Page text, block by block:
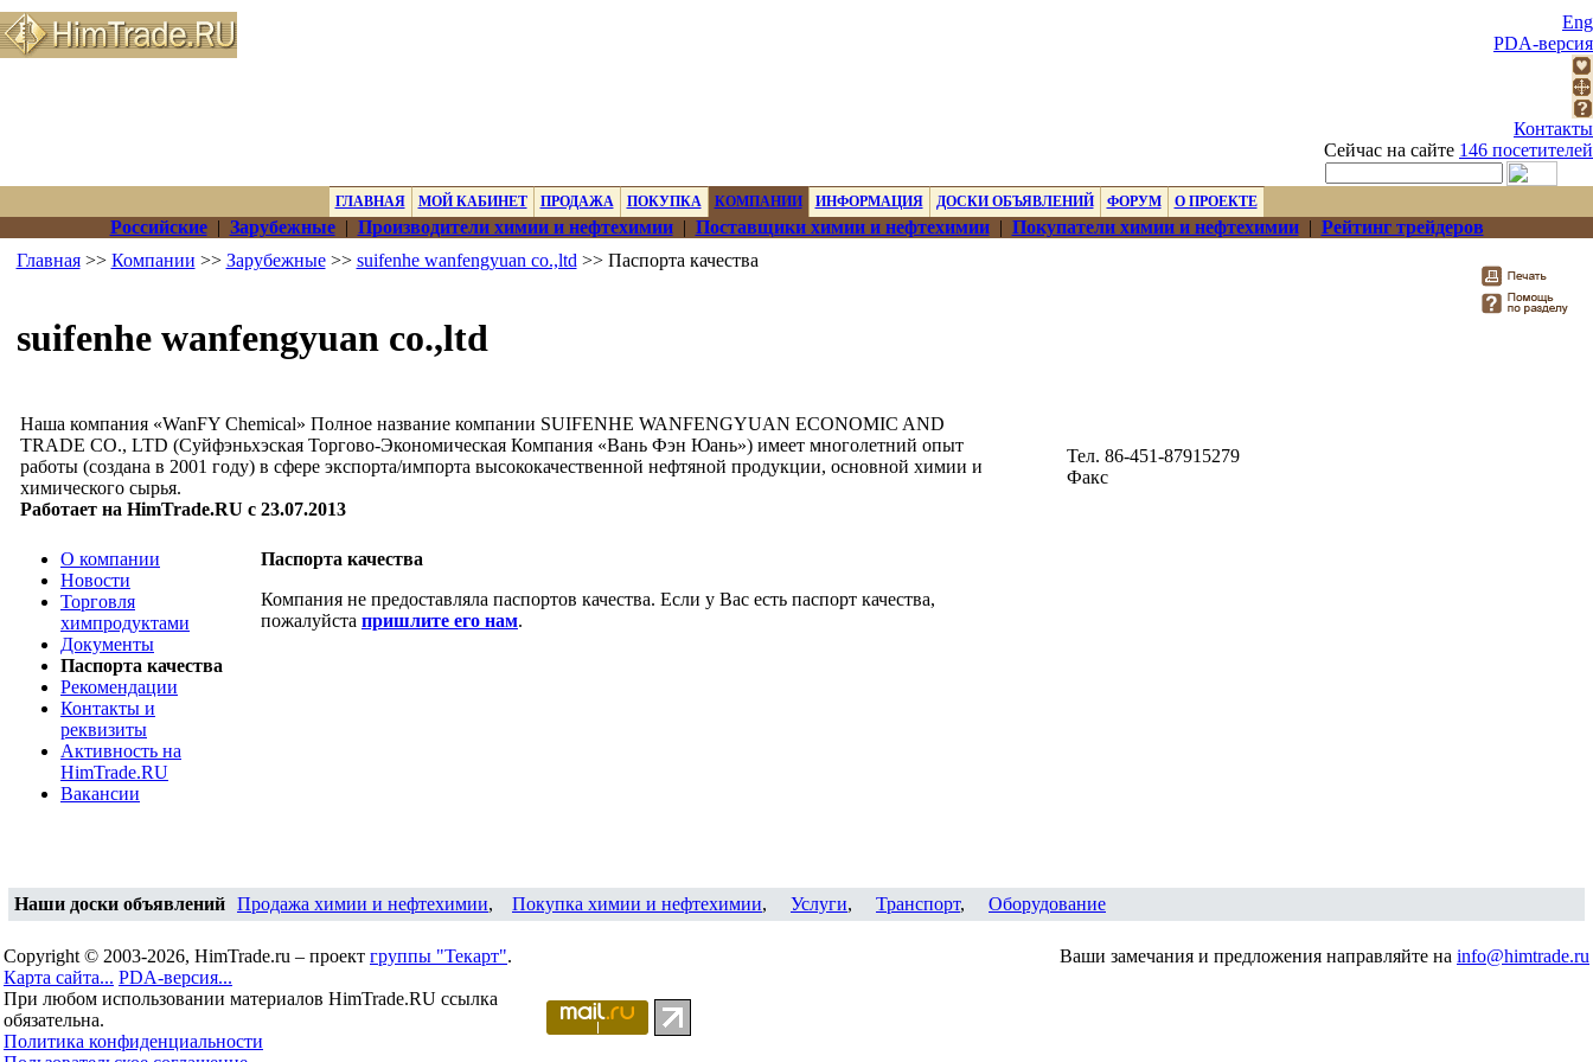
Eng
PDA-версия
Контакты
Сейчас на сайте 146 посетителей
ГЛАВНАЯ МОЙ КАБИНЕТ ПРОДАЖА ПОКУПКА КОМПАНИИ ИНФОРМАЦИЯ ДОСКИ ОБЪЯВЛЕНИЙ ФОРУМ О ПРОЕКТЕ
Российские| Зарубежные| Производители химии и нефтехимии| Поставщики химии и нефтехимии| Покупатели химии и нефтехимии| Рейтинг трейдеров
Главная>> Компании >> Зарубежные>> suifenhe wanfengyuan co.,ltd >> Паспорта качества
suifenhe wanfengyuan co.,ltd
Наша компания «WanFY Chemical» Полное название компании SUIFENHE WANFENGYUAN ECONOMIC AND
TRADE CO., LTD (Суйфэньхэская Торгово-Экономическая Компания «Вань Фэн Юань») имеет многолетний опыт
работы (создана в 2001 году) в сфере экспорта/импорта высококачественной нефтяной продукции, основной химии и
химического сырья.
Работает на HimTrade.RU с 23.07.2013
Тел. 86-451-87915279
Факс
О компании
Новости
Торговля
химпродуктами
Документы
Паспорта качества
Рекомендации
Контакты и
реквизиты
Активность на
HimTrade.RU
Вакансии
Паспорта качества
Компания не предоставляла паспортов качества. Если у Вас есть паспорт качества,
пожалуйста пришлите его нам.
Наши доски объявлений Продажа химии и нефтехимии, Покупка химии и нефтехимии, Услуги, Транспорт, Оборудование
Copyright © 2003-2026, HimTrade.ru – проект группы "Текарт".
Карта сайта... PDA-версия...
При любом использовании материалов HimTrade.RU ссылка
обязательна.
Политика конфиденциальности
Ваши замечания и предложения направляйте на info@himtrade.ru